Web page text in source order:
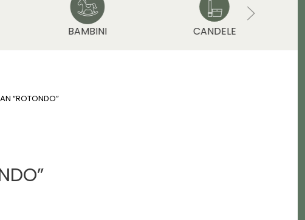
BAMBINI CANDELE
“ROTONDO”